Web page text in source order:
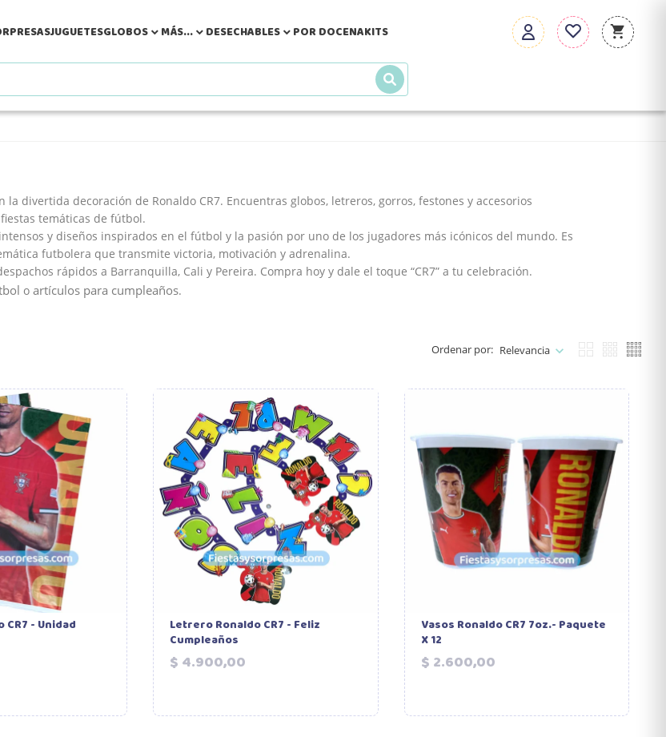
JUGUETESGLOBOS  MÁS...  DESECHABLES  POR DOCENAKITS
la divertida decoración de Ronaldo CR7. Encuentras globos, letreros, gorros, festones y accesorios
temáticas de fútbol.
y diseños inspirados en el fútbol y la pasión por uno de los jugadores más icónicos del mundo. Es
futbolera que transmite victoria, motivación y adrenalina.
rápidos a Barranquilla, Cali y Pereira. Compra hoy y dale el toque “CR7” a tu celebración.
o artículos para cumpleaños.
Ordenar por: Relevancia
- Unidad Letrero Ronaldo CR7 - Feliz
Cumpleaños
$ 4.900,00
Vasos Ronaldo CR7 7oz.- Paquete
X 12
$ 2.600,00Precio